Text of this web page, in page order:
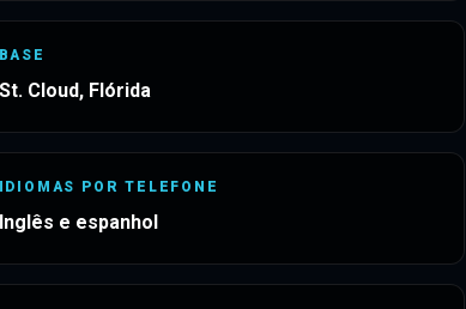
BASE
St. Cloud, Flórida
IDIOMAS POR TELEFONE
Inglês e espanhol